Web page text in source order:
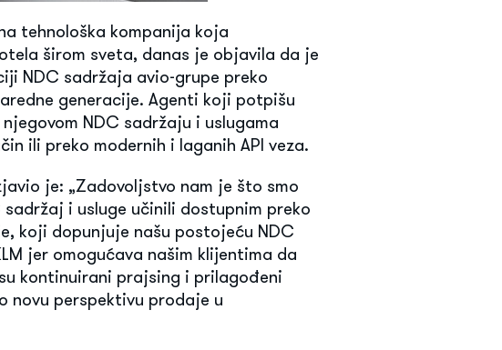
tehnološka kompanija koja
širom sveta, danas je objavila da je
NDC sadržaja avio-grupe preko
generacije. Agenti koji potpišu
NDC sadržaju i uslugama
ili preko modernih i laganih API veza.
je: „Zadovoljstvo nam je što smo
i usluge učinili dostupnim preko
koji dopunjuje našu postojeću NDC
jer omogućava našim klijentima da
kontinuirani prajsing i prilagođeni
novu perspektivu prodaje u